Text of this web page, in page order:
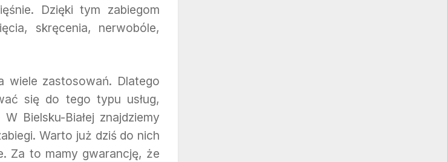
Dzięki tym zabiegom
skręcenia, nerwobóle,
wiele zastosowań. Dlatego
się do tego typu usług,
Bielsku-Białej znajdziemy
Warto już dziś do nich
Za to mamy gwarancję, że